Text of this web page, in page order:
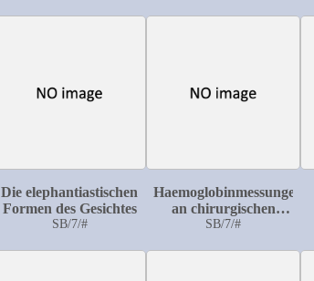
Die elephantiastischen
Formen des Gesichtes
SB/7/#
Haemoglobinmessungen
an chirurgischen
Patienten vermittelst
SB/7/#